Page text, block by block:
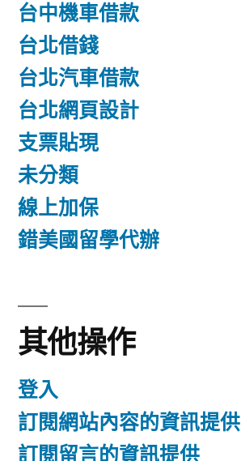
台中機車借款
台北借錢
台北汽車借款
台北網頁設計
支票貼現
未分類
線上加保
錯美國留學代辦
其他操作
登入
訂閱網站內容的資訊提供
訂閱留言的資訊提供